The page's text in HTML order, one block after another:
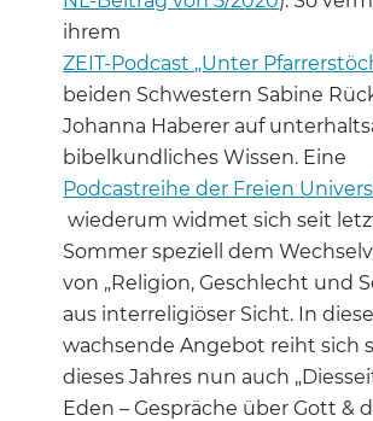
ihrem
ZEIT-Podcast „Unter
beiden Schwestern Sabine
Johanna Haberer auf
bibelkundliches Wissen. Eine
Podcastreihe der Freien
wiederum widmet sich seit
Sommer speziell dem
von „Religion, Geschlecht und
aus interreligiöser Sicht. In
wachsende Angebot reiht sich
dieses Jahres nun auch
Eden – Gespräche über Gott &